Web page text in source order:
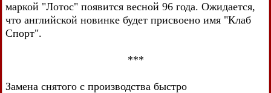
маркой "Лотос" появится весной 96 года. Ожидается,
что английской новинке будет присвоено имя "Клаб
Спорт".
***
Замена снятого с производства быстро